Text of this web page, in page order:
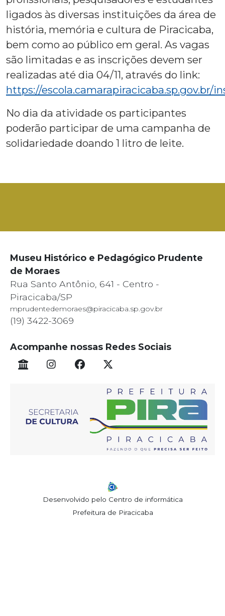
ligados às diversas instituições da área de
história, memória e cultura de Piracicaba,
bem como ao público em geral. As vagas
são limitadas e as inscrições devem ser
realizadas até dia 04/11, através do link:
https://escola.camarapiracicaba.sp.gov.br/
No dia da atividade os participantes
poderão participar de uma campanha de
solidariedade doando 1 litro de leite.
Museu Histórico e Pedagógico Prudente
de Moraes
Rua Santo Antônio, 641 - Centro -
Piracicaba/SP
mprudentedemoraes@piracicaba.sp.gov.br
(19) 3422-3069
Acompanhe nossas Redes Sociais
Desenvolvido pelo Centro de informática
Prefeitura de Piracicaba